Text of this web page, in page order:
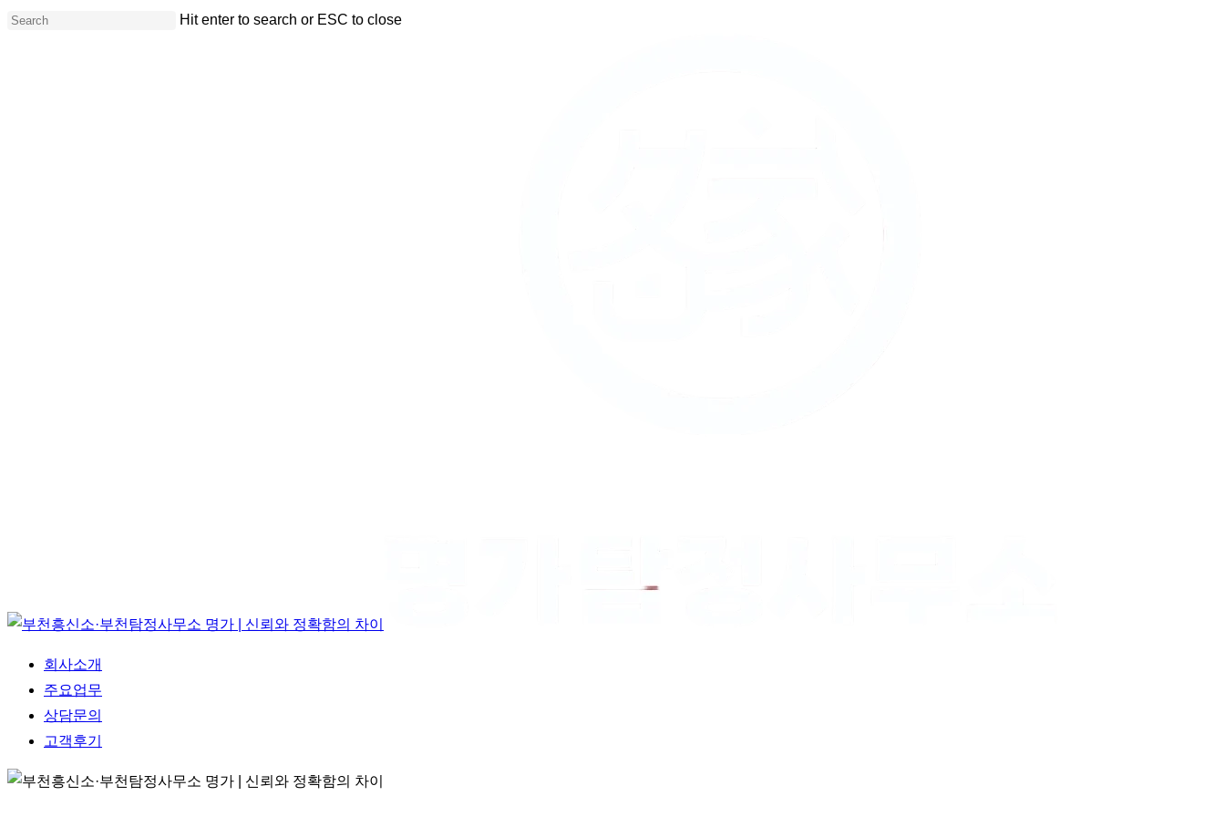
Skip
Hit enter to search or ESC to close
Menu
회사소개
주요업무
상담문의
고객후기